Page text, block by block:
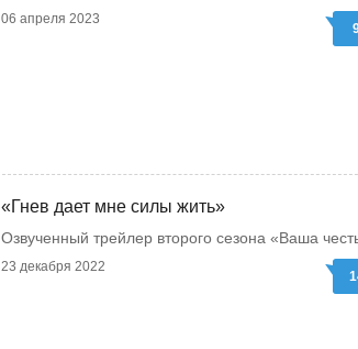
06 апреля 2023
«Гнев дает мне силы жить»
Озвученный трейлер второго сезона «Ваша
23 декабря 2022